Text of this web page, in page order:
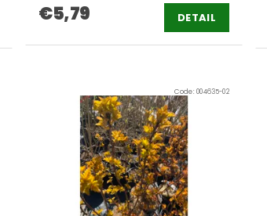
€5,79 DETAIL
Code:004635-02